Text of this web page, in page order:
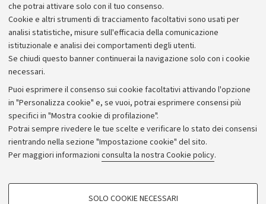
che potrai attivare solo con il tuo consenso.
Cookie e altri strumenti di tracciamento facoltativi sono usati per
analisi statistiche, misure sull'efficacia della comunicazione
istituzionale e analisi dei comportamenti degli utenti.
Se chiudi questo banner continuerai la navigazione solo con i cookie
necessari.
Puoi esprimere il consenso sui cookie facoltativi attivando l'opzione
in "Personalizza cookie" e, se vuoi, potrai esprimere consensi più
specifici in "Mostra cookie di profilazione".
Potrai sempre rivedere le tue scelte e verificare lo stato dei consensi
rientrando nella sezione "Impostazione cookie" del sito.
Per maggiori informazioni consulta la nostra Cookie policy.
COOKIE DI PROFILAZIONE - FACOLTATIVI
SOLO COOKIE NECESSARI
Archivio
Comunicati stampa
Redazione
Rassegna stampa